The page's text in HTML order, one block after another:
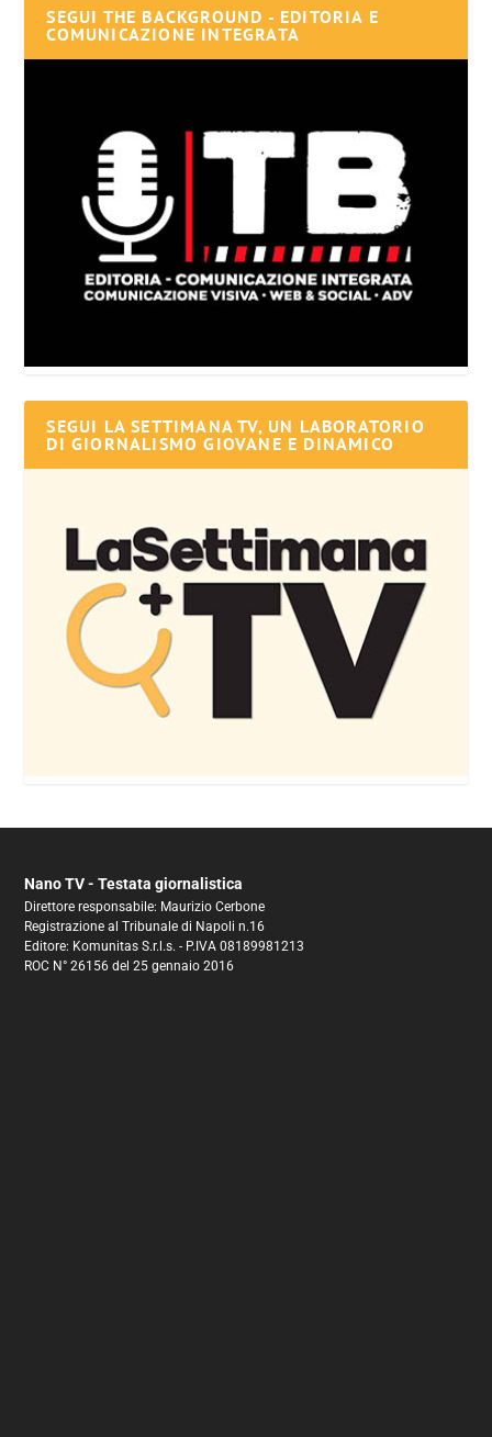
SEGUI THE BACKGROUND - EDITORIA E
COMUNICAZIONE INTEGRATA
SEGUI LA SETTIMANA TV, UN LABORATORIO
DI GIORNALISMO GIOVANE E DINAMICO
Nano TV - Testata giornalistica
Direttore responsabile: Maurizio Cerbone
Registrazione al Tribunale di Napoli n.16
Editore: Komunitas S.r.l.s. - P.IVA 08189981213
ROC N° 26156 del 25 gennaio 2016